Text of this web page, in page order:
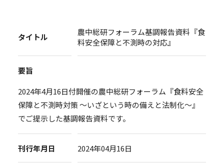
タイトル
農中総研フォーラム基調報告資料『食
料安全保障と不測時の対応』
要旨
2024年4月16日付開催の農中総研フォーラム『食料安全
保障と不測時対策 ～いざという時の備えと法制化～』
でご提示した基調報告資料です。
刊行年月日 2024年04月16日